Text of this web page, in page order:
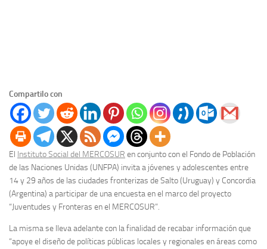
Compartilo con
El Instituto Social del MERCOSUR en conjunto con el Fondo de Población
de las Naciones Unidas (UNFPA) invita a jóvenes y adolescentes entre
14 y 29 años de las ciudades fronterizas de Salto (Uruguay) y Concordia
(Argentina) a participar de una encuesta en el marco del proyecto
“Juventudes y Fronteras en el MERCOSUR”.
La misma se lleva adelante con la finalidad de recabar información que
“apoye el diseño de políticas públicas locales y regionales en áreas como